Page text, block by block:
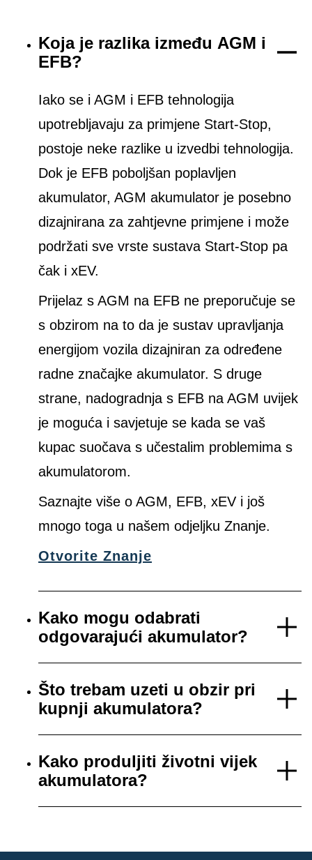
Koja je razlika između AGM i
EFB?
Iako se i AGM i EFB tehnologija
upotrebljavaju za primjene Start-Stop,
postoje neke razlike u izvedbi tehnologija.
Dok je EFB poboljšan poplavljen
akumulator, AGM akumulator je posebno
dizajnirana za zahtjevne primjene i može
podržati sve vrste sustava Start-Stop pa
čak i xEV.
Prijelaz s AGM na EFB ne preporučuje se
s obzirom na to da je sustav upravljanja
energijom vozila dizajniran za određene
radne značajke akumulator. S druge
strane, nadogradnja s EFB na AGM uvijek
je moguća i savjetuje se kada se vaš
kupac suočava s učestalim problemima s
akumulatorom.
Saznajte više o AGM, EFB, xEV i još
mnogo toga u našem odjeljku Znanje.
Otvorite Znanje
Kako mogu odabrati
odgovarajući akumulator?
Što trebam uzeti u obzir pri
kupnji akumulatora?
Kako produljiti životni vijek
akumulatora?